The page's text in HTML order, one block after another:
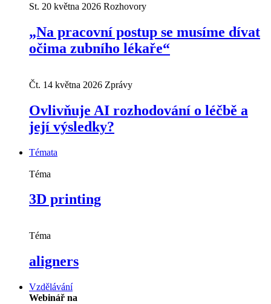
St. 20 května 2026 Rozhovory
„Na pracovní postup se musíme dívat
očima zubního lékaře“
Čt. 14 května 2026 Zprávy
Ovlivňuje AI rozhodování o léčbě a
její výsledky?
Témata
Téma
3D printing
Téma
aligners
Vzdělávání
Webinář na